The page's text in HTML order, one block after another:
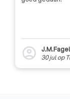
account_circle
J.M.Fagel
30 julop